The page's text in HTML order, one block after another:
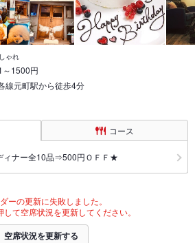
ゃれ
～1500円
線元町駅から徒歩4分
コース
ィナー全10品⇒500円ＯＦＦ★
ーの更新に失敗しました。
て空席状況を更新してください。
空席状況を更新する